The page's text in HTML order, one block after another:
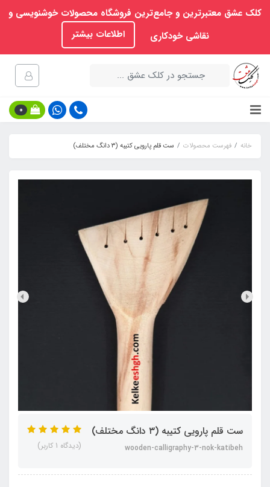
کلک عشق معتبرترین و جامع‌ترین فروشگاه محصولات خوشنویسی و
نقاشی خودکاری
اطلاعات بیشتر
0
خانه فهرست محصولات ست قلم پارویی کتیبه (۳ دانگ مختلف)
ست قلم پارویی کتیبه (۳ دانگ مختلف)
wooden-calligraphy-3-nok-katibeh (دیدگاه 1 کاربر)